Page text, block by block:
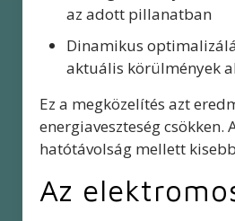
az adott pillanatban
Dinamikus
aktuális körülmények
Ez a megközelítés azt
energiaveszteség
hatótávolság mellett
Az